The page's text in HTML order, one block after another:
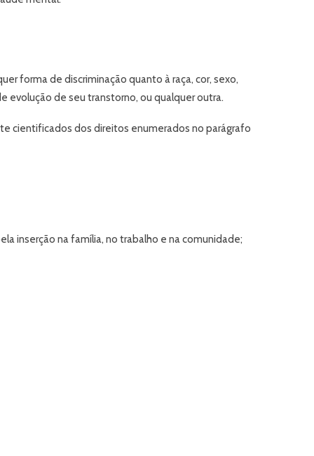
forma de discriminação quanto à raça, cor, sexo,
evolução de seu transtorno, ou qualquer outra.
cientificados dos direitos enumerados no parágrafo
inserção na família, no trabalho e na comunidade;